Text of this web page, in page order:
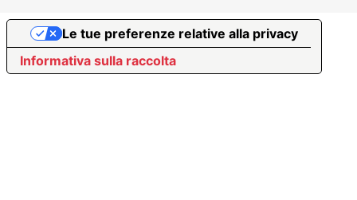
Informativa sulla raccolta
Le tue preferenze relative alla privacy